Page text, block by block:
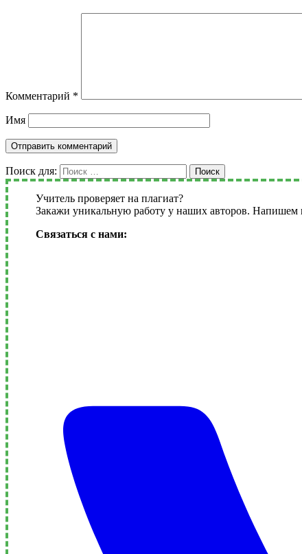
Комментарий *
Имя
Поиск для: Поиск
Учитель проверяет на плагиат?
Закажи уникальную работу у наших авторов. Напишем
Связаться с нами: